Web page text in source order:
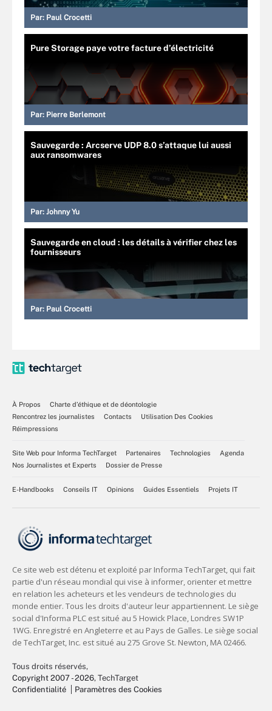
Par: Paul Crocetti
Pure Storage paye votre facture d’électricité
Par: Pierre Berlemont
Sauvegarde : Arcserve UDP 8.0 s’attaque lui aussi
aux ransomwares
Par: Johnny Yu
Sauvegarde en cloud : les détails à vérifier chez les
fournisseurs
Par: Paul Crocetti
À Propos
Charte d’éthique et de déontologie
Rencontrez les journalistes
Contacts
Utilisation Des Cookies
Réimpressions
Site Web pour Informa TechTarget Partenaires Technologies
Agenda
Nos Journalistes et Experts
Dossier de Presse
E-Handbooks Conseils IT Opinions Guides Essentiels Projets IT
Tous droits réservés,
Copyright 2007 - 2026, TechTarget
Confidentialité
Paramètres des Cookies